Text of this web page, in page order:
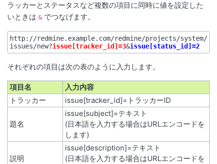
ラッカーとステータスなど複数の項目に同時に値を設定した
いときは & でつなげます。
http://redmine.example.com/redmine/projects/system/
issues/new?issue[tracker_id]=3&issue[status_id]=2
それぞれの項目は次の表のように入力します。
項目名
入力内容
トラッカー
issue[tracker_id]=トラッカーID
題名
issue[subject]=テキスト
(日本語を入力する場合はURLエンコードを
します)
説明
issue[description]=テキスト
(日本語を入力する場合はURLエンコードを